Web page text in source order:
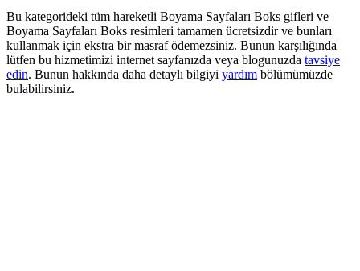
Bu kategorideki tüm hareketli Boyama Sayfaları Boks gifleri ve
Boyama Sayfaları Boks resimleri tamamen ücretsizdir ve bunları
kullanmak için ekstra bir masraf ödemezsiniz. Bunun karşılığında
lütfen bu hizmetimizi internet sayfanızda veya blogunuzda tavsiye
edin. Bunun hakkında daha detaylı bilgiyi yardım bölümümüzde
bulabilirsiniz.